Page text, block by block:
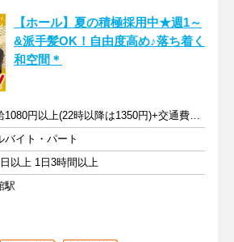
【ホール】夏の積極採用中★週1～
&派手髪OK！自由度高め♪落ち着く
和空間＊
時給1080円以上(22時以降は1350円)+交通費規定内支給
バイト・パート
以上 1日3時間以上
駅